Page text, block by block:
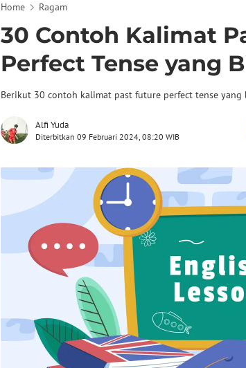
Home Ragam
30 Contoh Kalimat
Perfect Tense yang
Berikut 30 contoh kalimat past future perfect tense yang
Alfi Yuda
Diterbitkan 09 Februari 2024, 08:20 WIB